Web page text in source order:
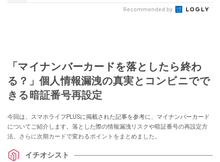
Recommended by
「マイナンバーカードを落としたら終わ
る？」個人情報漏洩の真実とコンビニでで
きる暗証番号再設定
今回は、スマホライフPLUSに掲載された記事を参考に、マイナンバーカード
についてご紹介します。落とした際の情報漏洩リスクや暗証番号の再設定方
法、さらに次期カードで変わるポイントをまとめました。
イチオシスト